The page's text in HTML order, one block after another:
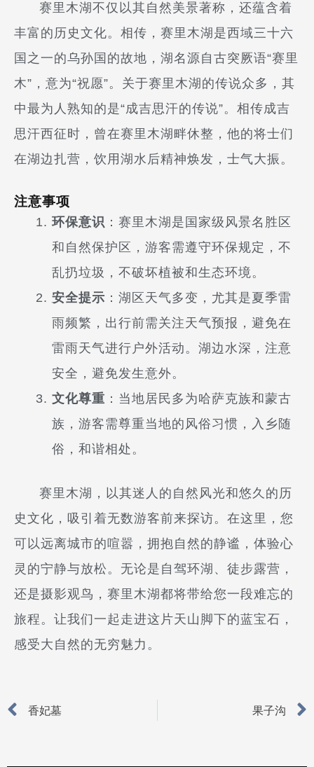
赛里木湖不仅以其自然美景著称，还蕴含着
丰富的历史文化。相传，赛里木湖是西域三十六
国之一的乌孙国的故地，湖名源自古突厥语“赛里
木”，意为“祝愿”。关于赛里木湖的传说众多，其
中最为人熟知的是“成吉思汗的传说”。相传成吉
思汗西征时，曾在赛里木湖畔休整，他的将士们
在湖边扎营，饮用湖水后精神焕发，士气大振。
注意事项
环保意识 ：赛里木湖是国家级风景名胜区
和自然保护区，游客需遵守环保规定，不
乱扔垃圾，不破坏植被和生态环境。
安全提示 ：湖区天气多变，尤其是夏季雷
雨频繁，出行前需关注天气预报，避免在
雷雨天气进行户外活动。湖边水深，注意
安全，避免发生意外。
文化尊重 ：当地居民多为哈萨克族和蒙古
族，游客需尊重当地的风俗习惯，入乡随
俗，和谐相处。
赛里木湖，以其迷人的自然风光和悠久的历
史文化，吸引着无数游客前来探访。在这里，您
可以远离城市的喧嚣，拥抱自然的静谧，体验心
灵的宁静与放松。无论是自驾环湖、徒步露营，
还是摄影观鸟，赛里木湖都将带给您一段难忘的
旅程。让我们一起走进这片天山脚下的蓝宝石，
感受大自然的无穷魅力。
Prev
香妃墓 果子沟